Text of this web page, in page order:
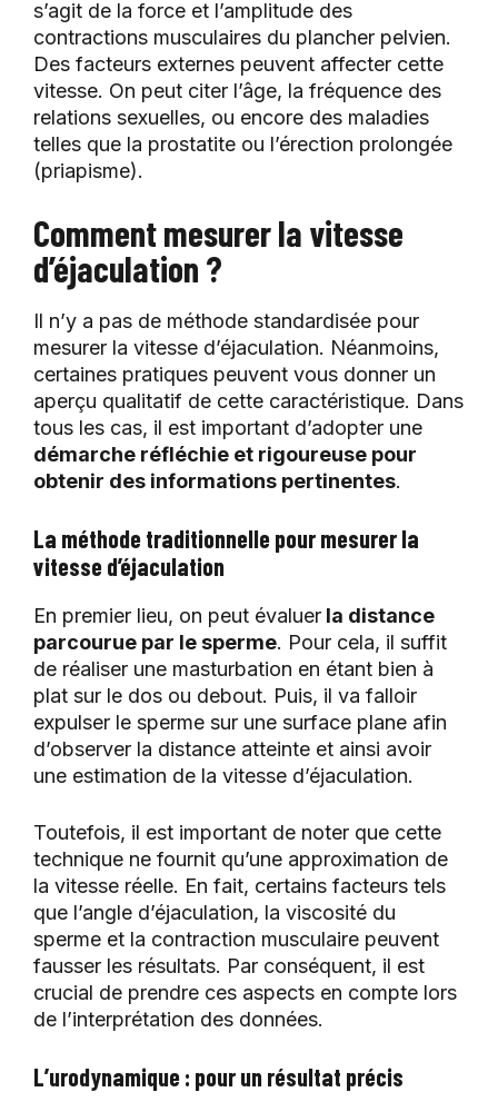
s’agit de la force et l’amplitude des
contractions musculaires du plancher pelvien.
Des facteurs externes peuvent affecter cette
vitesse. On peut citer l’âge, la fréquence des
relations sexuelles, ou encore des maladies
telles que la prostatite ou l’érection prolongée
(priapisme).
Comment mesurer la vitesse
d’éjaculation ?
Il n’y a pas de méthode standardisée pour
mesurer la vitesse d’éjaculation. Néanmoins,
certaines pratiques peuvent vous donner un
aperçu qualitatif de cette caractéristique. Dans
tous les cas, il est important d’adopter une
démarche réfléchie et rigoureuse pour
obtenir des informations pertinentes.
La méthode traditionnelle pour mesurer la
vitesse d’éjaculation
En premier lieu, on peut évaluer la distance
parcourue par le sperme. Pour cela, il suffit
de réaliser une masturbation en étant bien à
plat sur le dos ou debout. Puis, il va falloir
expulser le sperme sur une surface plane afin
d’observer la distance atteinte et ainsi avoir
une estimation de la vitesse d’éjaculation.
Toutefois, il est important de noter que cette
technique ne fournit qu’une approximation de
la vitesse réelle. En fait, certains facteurs tels
que l’angle d’éjaculation, la viscosité du
sperme et la contraction musculaire peuvent
fausser les résultats. Par conséquent, il est
crucial de prendre ces aspects en compte lors
de l’interprétation des données.
L’urodynamique : pour un résultat précis